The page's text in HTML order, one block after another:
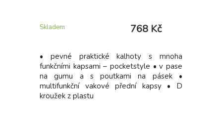
Skladem 768 Kč
• pevné praktické kalhoty s mnoha
funkčními kapsami – pocketstyle • v pase
na gumu a s poutkami na pásek •
multifunkční vakové přední kapsy • D
kroužek z plastu